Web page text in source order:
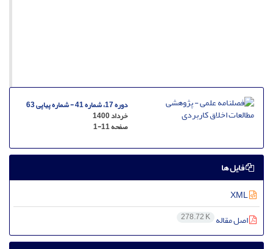
دوره 17، شماره 41 - شماره پیاپی 63
خرداد 1400
صفحه1-11
فایل ها
اصل مقاله 278.72 K